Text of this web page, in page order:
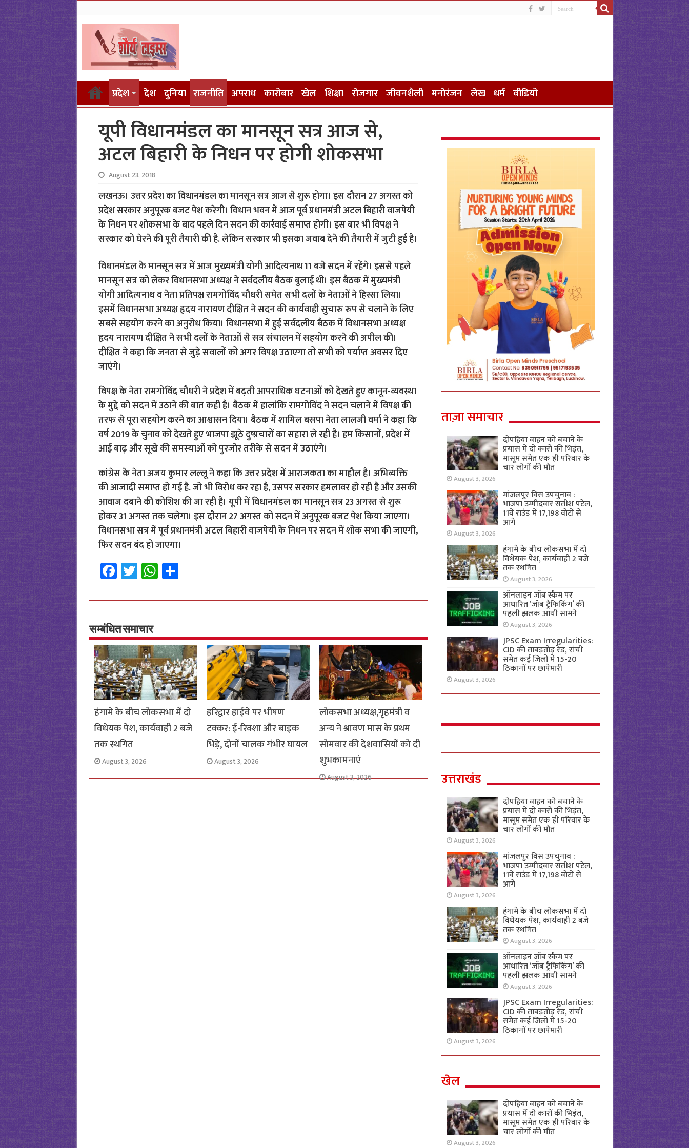
प्रदेश देश दुनिया राजनीति अपराध कारोबार खेल शिक्षा रोजगार जीवनशैली मनोरंजन लेख धर्म वीडियो
यूपी विधानमंडल का मानसून सत्र आज से,
अटल बिहारी के निधन पर होगी शोकसभा
August 23, 2018
लखनऊ। उत्तर प्रदेश का विधानमंडल का मानसून सत्र आज से शुरू होगा। इस दौरान 27 अगस्त को
प्रदेश सरकार अनुपूरक बजट पेश करेगी। विधान भवन में आज पूर्व प्रधानमंत्री अटल बिहारी वाजपेयी
के निधन पर शोकसभा के बाद पहले दिन सदन की कार्रवाई समाप्त होगी। इस बार भी विपक्ष ने
सरकार को घेरने की पूरी तैयारी की है. लेकिन सरकार भी इसका जवाब देने की तैयारी में जुटी हुई है।
विधानमंडल के मानसून सत्र में आज मुख्यमंत्री योगी आदित्यनाथ 11 बजे सदन में रहेंगे। इससे पहले
मानसून सत्र को लेकर विधानसभा अध्यक्ष ने सर्वदलीय बैठक बुलाई थी। इस बैठक में मुख्यमंत्री
योगी आदित्यनाथ व नेता प्रतिपक्ष रामगोविंद चौधरी समेत सभी दलों के नेताओं ने हिस्सा लिया।
इसमें विधानसभा अध्यक्ष हृदय नारायण दीक्षित ने सदन की कार्यवाही सुचारू रूप से चलाने के लिए
सबसे सहयोग करने का अनुरोध किया। विधानसभा में हुई सर्वदलीय बैठक में विधानसभा अध्यक्ष
हृदय नारायण दीक्षित ने सभी दलों के नेताओं से सत्र संचालन में सहयोग करने की अपील की।
दीक्षित ने कहा कि जनता से जुड़े सवालों को अगर विपक्ष उठाएगा तो सभी को पर्याप्त अवसर दिए
जाएंगे।
विपक्ष के नेता रामगोविंद चौधरी ने प्रदेश में बढ़ती आपराधिक घटनाओं को देखते हुए कानून-व्यवस्था
के मुद्दे को सदन में उठाने की बात कही है। बैठक में हालांकि रामगोविंद ने सदन चलाने में विपक्ष की
तरफ से पूरा सहयोग करने का आश्वासन दिया। बैठक में शामिल बसपा नेता लालजी वर्मा ने कहा कि
वर्ष 2019 के चुनाव को देखते हुए भाजपा झूठे दुष्प्रचारों का सहारा ले रही है। हम किसानों, प्रदेश में
आई बाढ़ और सूखे की समस्याओं को पुरजोर तरीके से सदन में उठाएंगे।
कांग्रेस के नेता अजय कुमार लल्लू ने कहा कि उत्तर प्रदेश में आराजकता का माहौल है। अभिव्यक्ति
की आजादी समाप्त हो गई है. जो भी विरोध कर रहा है, उसपर सरकार हमलावर हो रही है और उसकी
आवाज दबाने की कोशिश की जा रही है। यूपी में विधानमंडल का मानसून सत्र 23 अगस्त से शुरू
होकर 31 अगस्त तक चलेगा। इस दौरान 27 अगस्त को सदन में अनुपूरक बजट पेश किया जाएगा।
विधानसभा सत्र में पूर्व प्रधानमंत्री अटल बिहारी वाजपेयी के निधन पर सदन में शोक सभा की जाएगी,
फिर सदन बंद हो जाएगा।
Fa
ce
b
o
o
k
T
wi
tt
er
W
h
at
p
p
S
h
ar
सम्बंधित समाचार
हंगामे के बीच लोकसभा में दो
विधेयक पेश, कार्यवाही 2 बजे
तक स्थगित
August 3, 2026
हरिद्वार हाईवे पर भीषण
टक्कर: ई-रिक्शा और बाइक
भिड़े, दोनों चालक गंभीर घायल
August 3, 2026
लोकसभा अध्यक्ष,गृहमंत्री व
अन्य ने श्रावण मास के प्रथम
सोमवार की देशवासियों को दी
शुभकामनाएं
August 3, 2026
ताज़ा समाचार
दोपहिया वाहन को बचाने के
प्रयास में दो कारों की भिड़ंत,
मासूम समेत एक ही परिवार के
चार लोगों की मौत
August 3, 2026
मांजलपुर विस उपचुनाव :
भाजपा उम्मीदवार सतीश पटेल,
11वें राउंड में 17,198 वोटों से
आगे
August 3, 2026
हंगामे के बीच लोकसभा में दो
विधेयक पेश, कार्यवाही 2 बजे
तक स्थगित
August 3, 2026
ऑनलाइन जॉब स्कैम पर
आधारित ‘जॉब ट्रैफिकिंग’ की
पहली झलक आयी सामने
August 3, 2026
JPSC Exam Irregularities:
CID की ताबड़तोड़ रेड, रांची
समेत कई जिलों में 15-20
ठिकानों पर छापेमारी
August 3, 2026
उत्तराखंड
दोपहिया वाहन को बचाने के
प्रयास में दो कारों की भिड़ंत,
मासूम समेत एक ही परिवार के
चार लोगों की मौत
August 3, 2026
मांजलपुर विस उपचुनाव :
भाजपा उम्मीदवार सतीश पटेल,
11वें राउंड में 17,198 वोटों से
आगे
August 3, 2026
हंगामे के बीच लोकसभा में दो
विधेयक पेश, कार्यवाही 2 बजे
तक स्थगित
August 3, 2026
ऑनलाइन जॉब स्कैम पर
आधारित ‘जॉब ट्रैफिकिंग’ की
पहली झलक आयी सामने
August 3, 2026
JPSC Exam Irregularities:
CID की ताबड़तोड़ रेड, रांची
समेत कई जिलों में 15-20
ठिकानों पर छापेमारी
August 3, 2026
खेल
दोपहिया वाहन को बचाने के
प्रयास में दो कारों की भिड़ंत,
मासूम समेत एक ही परिवार के
चार लोगों की मौत
August 3, 2026